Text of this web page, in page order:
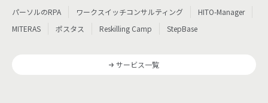
パーソルのRPA
ワークスイッチコンサルティング
HITO-Manager
MITERAS
ポスタス Reskilling Camp StepBase
サービス一覧